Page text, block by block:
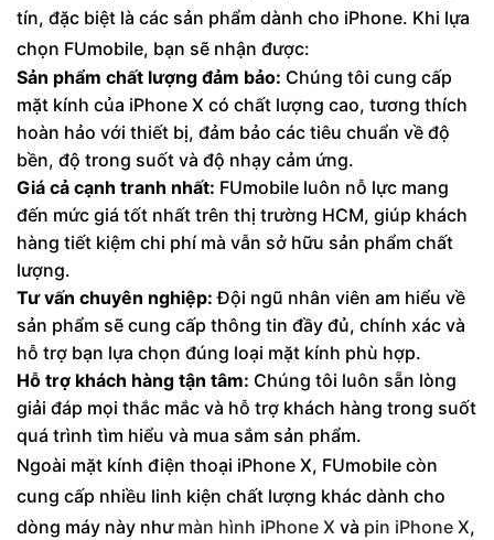
tín, đặc biệt là các sản phẩm dành cho iPhone. Khi lựa
chọn FUmobile, bạn sẽ nhận được:
Sản phẩm chất lượng đảm bảo: Chúng tôi cung cấp
mặt kính của iPhone X có chất lượng cao, tương thích
hoàn hảo với thiết bị, đảm bảo các tiêu chuẩn về độ
bền, độ trong suốt và độ nhạy cảm ứng.
Giá cả cạnh tranh nhất: FUmobile luôn nỗ lực mang
đến mức giá tốt nhất trên thị trường HCM, giúp khách
hàng tiết kiệm chi phí mà vẫn sở hữu sản phẩm chất
lượng.
Tư vấn chuyên nghiệp: Đội ngũ nhân viên am hiểu về
sản phẩm sẽ cung cấp thông tin đầy đủ, chính xác và
hỗ trợ bạn lựa chọn đúng loại mặt kính phù hợp.
Hỗ trợ khách hàng tận tâm: Chúng tôi luôn sẵn lòng
giải đáp mọi thắc mắc và hỗ trợ khách hàng trong suốt
quá trình tìm hiểu và mua sắm sản phẩm.
Ngoài mặt kính điện thoại iPhone X, FUmobile còn
cung cấp nhiều linh kiện chất lượng khác dành cho
dòng máy này như màn hình iPhone X và pin iPhone X,